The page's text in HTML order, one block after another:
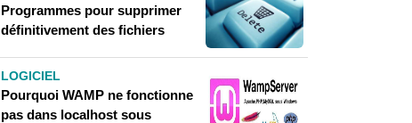
Programmes pour supprimer
définitivement des fichiers
LOGICIEL
Pourquoi WAMP ne fonctionne
pas dans localhost sous